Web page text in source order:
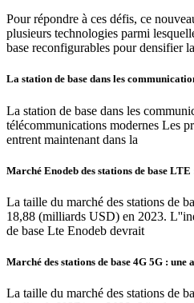
Pour répondre à ces défis, ce
plusieurs technologies parmi
base reconfigurables pour densifier
La station de base dans les
La station de base dans les
télécommunications modernes Les
entrent maintenant dans la
Marché Enodeb des stations de base LTE
La taille du marché des stations de
18,88 (milliards USD) en 2023.
de base Lte Enodeb devrait
Marché des stations de base 4G 5G : une
La taille du marché des stations de